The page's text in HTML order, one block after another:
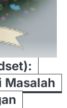
Masalah